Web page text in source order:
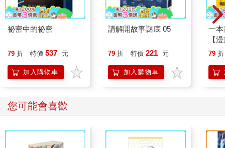
祕密中的祕密
79 折 特價 537 元
加入購物車
請解開故事謎底 05
79 折 特價 221 元
加入購物車
一
【
行
「
學方
79 折
您可能會喜歡